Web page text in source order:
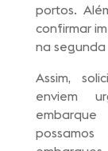
portos.
confirmar
na
Assim,
enviem